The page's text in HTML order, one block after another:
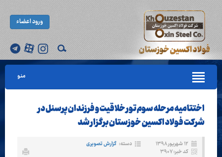
ورود اعضاء
منو
اختتامیه مرحله سوم تور خلاقیت و فرزندان پرسنل در
شرکت فولاد اکسین خوزستان برگزار شد
۱۲ شهریور ۱۳۹۸ دسته: گزارش تصویری
کد خبر: ۳۹۰۷